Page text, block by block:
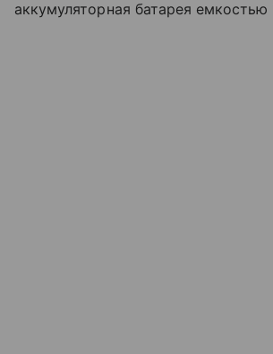
аккумуляторная батарея